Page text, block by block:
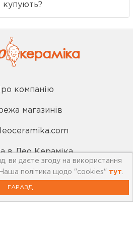
купують?
компанію
магазинів
в Лео Кераміка
Контакти
інформація
ви даєте згоду на використання
політика щодо "cookies" тут
ГАРАЗД